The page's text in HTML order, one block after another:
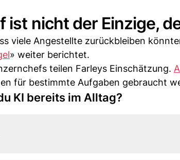
ist nicht der Einzige,
viele Angestellte zurückbleiben
» weiter berichtet.
teilen Farleys Einschätzung.
für bestimmte Aufgaben gebraucht
KI bereits im Alltag?